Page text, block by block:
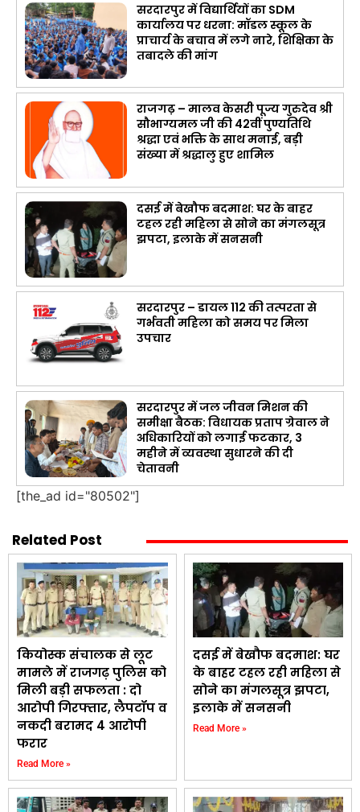
सरदारपुर में विद्यार्थियों का SDM
कार्यालय पर धरना: मॉडल स्कूल के
प्राचार्य के बचाव में लगे नारे, शिक्षिका के
तबादले की मांग
राजगढ़ – मालव केसरी पूज्य गुरुदेव श्री
सौभाग्यमल जी की 42वीं पुण्यतिथि
श्रद्धा एवं भक्ति के साथ मनाई, बड़ी
संख्या में श्रद्धालु हुए शामिल
दसई में बेखौफ बदमाश: घर के बाहर
टहल रही महिला से सोने का मंगलसूत्र
झपटा, इलाके में सनसनी
सरदारपुर – डायल 112 की तत्परता से
गर्भवती महिला को समय पर मिला
उपचार
सरदारपुर में जल जीवन मिशन की
समीक्षा बैठक: विधायक प्रताप ग्रेवाल ने
अधिकारियों को लगाई फटकार, 3
महीने में व्यवस्था सुधारने की दी
चेतावनी
[the_ad id="80502"]
Related Post
कियोस्क संचालक से लूट
मामले में राजगढ़ पुलिस को
मिली बड़ी सफलता : दो
आरोपी गिरफ्तार, लैपटॉप व
नकदी बरामद 4 आरोपी
फरार
Read More »
दसई में बेखौफ बदमाश: घर
के बाहर टहल रही महिला से
सोने का मंगलसूत्र झपटा,
इलाके में सनसनी
Read More »